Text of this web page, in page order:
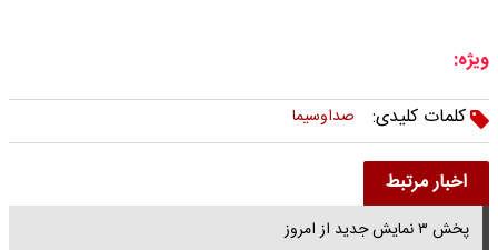
ویژه:
کلمات کلیدی:
صداوسیما
اخبار مرتبط
پخش ۳ نمایش جدید از امروز